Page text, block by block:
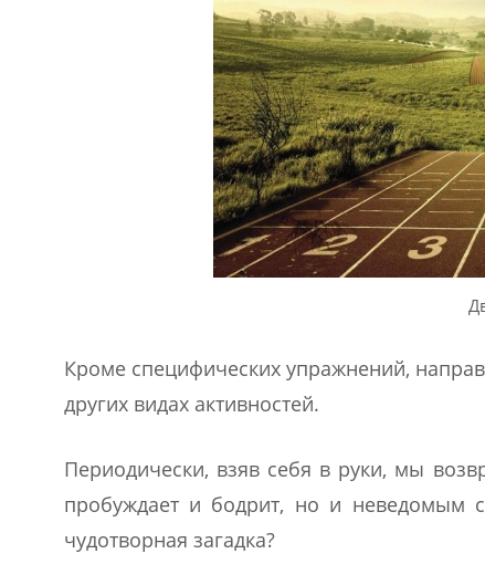
Кроме специфических упражнений,
других видах активностей.
Периодически, взяв себя в руки, мы
пробуждает и бодрит, но и неведомым
чудотворная загадка?